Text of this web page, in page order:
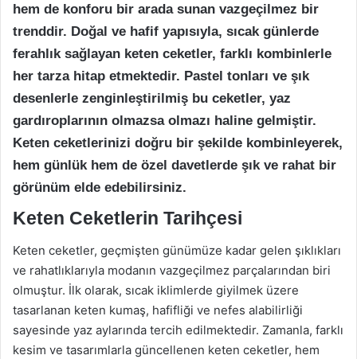
hem de konforu bir arada sunan vazgeçilmez bir
trenddir. Doğal ve hafif yapısıyla, sıcak günlerde
ferahlık sağlayan keten ceketler, farklı kombinlerle
her tarza hitap etmektedir. Pastel tonları ve şık
desenlerle zenginleştirilmiş bu ceketler, yaz
gardıroplarının olmazsa olmazı haline gelmiştir.
Keten ceketlerinizi doğru bir şekilde kombinleyerek,
hem günlük hem de özel davetlerde şık ve rahat bir
görünüm elde edebilirsiniz.
Keten Ceketlerin Tarihçesi
Keten ceketler, geçmişten günümüze kadar gelen şıklıkları
ve rahatlıklarıyla modanın vazgeçilmez parçalarından biri
olmuştur. İlk olarak, sıcak iklimlerde giyilmek üzere
tasarlanan keten kumaş, hafifliği ve nefes alabilirliği
sayesinde yaz aylarında tercih edilmektedir. Zamanla, farklı
kesim ve tasarımlarla güncellenen keten ceketler, hem